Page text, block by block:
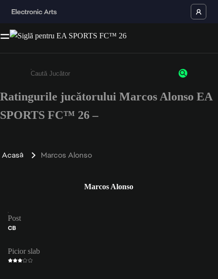
Enter a minimum of 3 characters or numbers
Ratingurile jucătorului Marcos Alonso EA
SPORTS FC™ 26 –
Acasă Marcos Alonso
Marcos Alonso
Post
CB
Picior slab